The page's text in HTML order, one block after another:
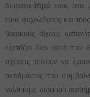
διορατικότητά τους
τους ψυχολόγους και
βασικούς άξονες
εξετάζει όλα αυτά που
σχέσεις τείνουν να
αντιδράσεις που
νιώθουμε διάφορα